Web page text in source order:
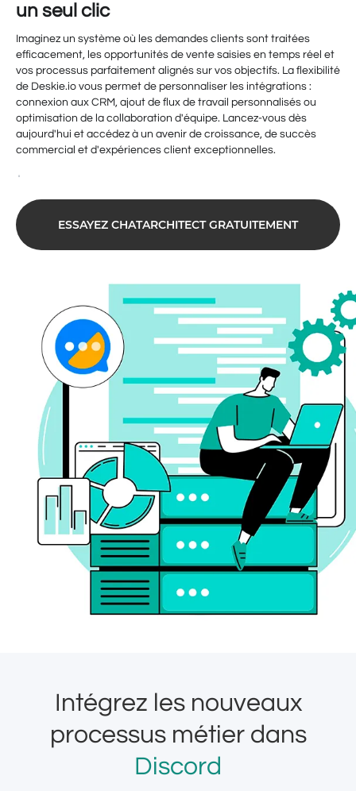
un seul clic
Imaginez un système où les demandes clients sont traitées
efficacement, les opportunités de vente saisies en temps réel et
vos processus parfaitement alignés sur vos objectifs. La flexibilité
de Deskie.io vous permet de personnaliser les intégrations :
connexion aux CRM, ajout de flux de travail personnalisés ou
optimisation de la collaboration d'équipe. Lancez-vous dès
aujourd'hui et accédez à un avenir de croissance, de succès
commercial et d'expériences client exceptionnelles.
ESSAYEZ CHATARCHITECT GRATUITEMENT
Intégrez les nouveaux
processus métier dans
Discord